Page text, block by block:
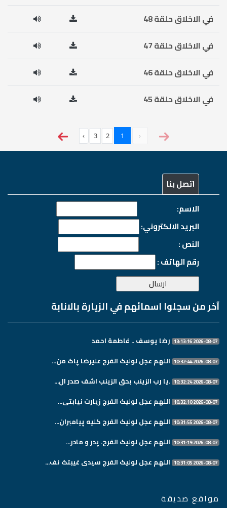
في الاخلاق حلقة 48
في الاخلاق حلقة 47
في الاخلاق حلقة 46
في الاخلاق حلقة 45
‹
1
2
3
›
اتصل بنا
الاسم:
البريد الالكتروني:
النص :
رقم الهاتف :
آخر من سجلوا اسمائهم في الزيارة بالانابة
2026-08-07 13:13:16 رضا يوسف .. فاطمة احمد
2026-08-07 10:32:44 اللهم عجل لولیک الفرج علیرضا پاک من...
2026-08-07 10:32:24 .یا رب الزینب بحق الزینب اشف صدر ال...
2026-08-07 10:32:10 اللهم عجل لولیک الفرج زیارت نیابتی...
2026-08-07 10:31:55 اللهم عجل لولیک الفرج کلیه پیامبران...
2026-08-07 10:31:19 اللهم عجل لولیک الفرج. پدر و مادر...
2026-08-07 10:31:05 اللهم عجل لولیک الفرج سیدی غیبتک نف...
مواقع صديقة